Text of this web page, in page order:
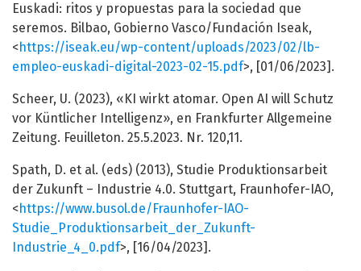
Euskadi: ritos y propuestas para la sociedad que
seremos. Bilbao, Gobierno Vasco/Fundación Iseak,
<https://iseak.eu/wp-content/uploads/2023/02/lb-
empleo-euskadi-digital-2023-02-15.pdf>, [01/06/2023].
Scheer, U. (2023), «KI wirkt atomar. Open AI will Schutz
vor Küntlicher Intelligenz», en Frankfurter Allgemeine
Zeitung. Feuilleton. 25.5.2023. Nr. 120,11.
Spath, D. et al. (eds) (2013), Studie Produktionsarbeit
der Zukunft – Industrie 4.0. Stuttgart, Fraunhofer-IAO,
<https://www.busol.de/Fraunhofer-IAO-
Studie_Produktionsarbeit_der_Zukunft-
Industrie_4_0.pdf>, [16/04/2023].